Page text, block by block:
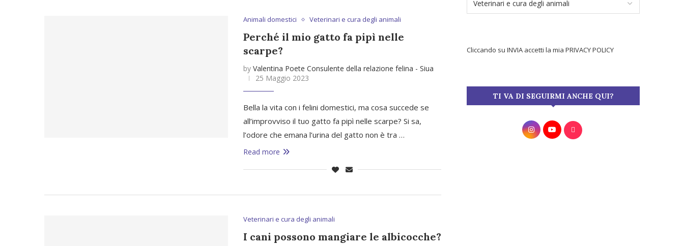
Animali domestici Veterinari e cura degli animali
Perché il mio gatto fa pipì nelle
scarpe?
by Valentina Poete Consulente della relazione felina - Siua
25 Maggio 2023
Bella la vita con i felini domestici, ma cosa succede se
all’improvviso il tuo gatto fa pipì nelle scarpe? Si sa,
l’odore che emana l’urina del gatto non è tra …
Read more
Veterinari e cura degli animali
I cani possono mangiare le albicocche?
Cliccando su INVIA accetti la mia PRIVACY POLICY
TI VA DI SEGUIRMI ANCHE QUI?